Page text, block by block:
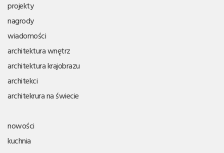
projekty
nagrody
wiadomości
architektura wnętrz
architektura krajobrazu
architekci
architekrura na świecie
nowości
kuchnia